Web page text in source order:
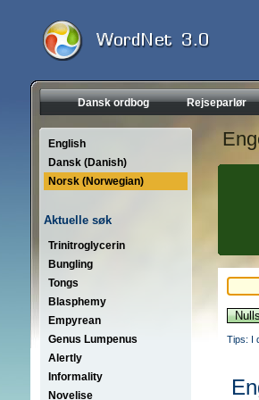
Dansk ordbog Rejseparlør
English
Dansk (Danish)
Norsk (Norwegian)
Aktuelle søk
Trinitroglycerin
Bungling
Tongs
Blasphemy
Empyrean
Genus Lumpenus
Alertly
Informality
Novelise
Tips: I